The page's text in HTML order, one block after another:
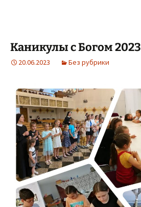
Каникулы с Богом 2023
20.06.2023 Без рубрики